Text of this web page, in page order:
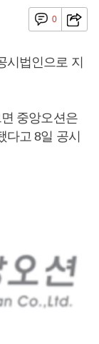
0
시법인으로 지
중앙오션은
고 8일 공시